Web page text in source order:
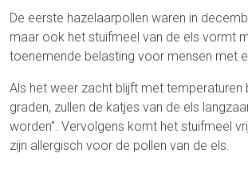
De eerste hazelaarpollen waren in
maar ook het stuifmeel van de els vormt
toenemende belasting voor mensen met
Als het weer zacht blijft met temperaturen
graden, zullen de katjes van de els
worden”. Vervolgens komt het stuifmeel
zijn allergisch voor de pollen van de els.